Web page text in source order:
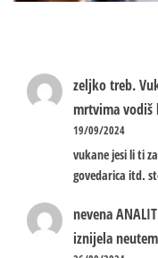
zeljko treb.
mrtvima vodiš
19/09/2024
vukane jesi li ti
govedarica itd.
nevena
iznijela